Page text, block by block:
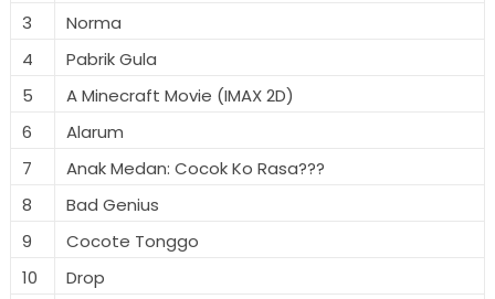
3
Norma
4
Pabrik Gula
5
A Minecraft Movie (IMAX 2D)
6
Alarum
7
Anak Medan: Cocok Ko Rasa???
8
Bad Genius
9
Cocote Tonggo
10
Drop